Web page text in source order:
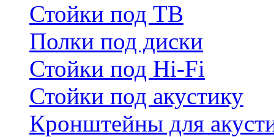
Стойки под ТВ
Полки под диски
Стойки под Hi-Fi
Стойки под акустику
Кронштейны для